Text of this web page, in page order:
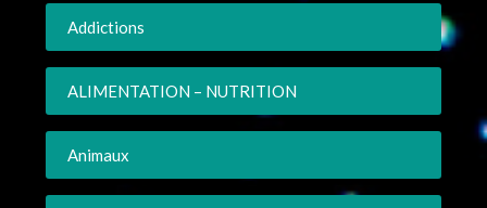
Addictions
ALIMENTATION – NUTRITION
Animaux